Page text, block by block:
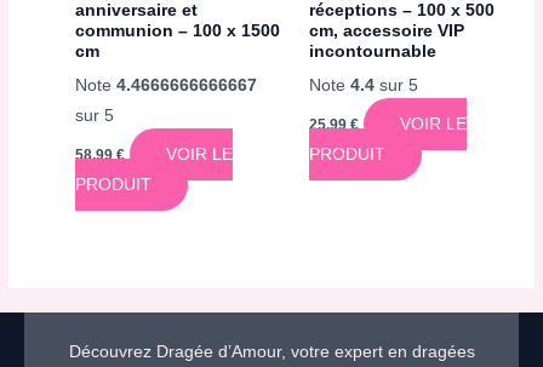
anniversaire et
communion – 100 x 1500
cm
Note4.4666666666667
sur 5
58,99€
VOIR LE
PRODUIT
réceptions – 100 x 500
cm, accessoire VIP
incontournable
Note 4.4sur 5
25,99 €
VOIR LE
PRODUIT
Découvrez Dragée d’Amour, votre expert en dragées